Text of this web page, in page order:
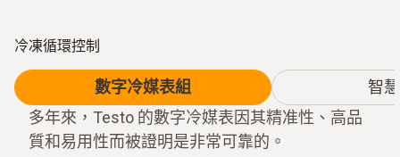
冷凍循環控制
數字冷媒表組 智
多年來，Testo 的數字冷媒表因其精准性、高品
質和易用性而被證明是非常可靠的。